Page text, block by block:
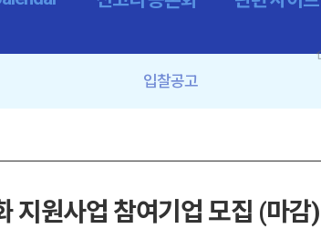
입찰공고
지원사업 참여기업 모집 (마감)